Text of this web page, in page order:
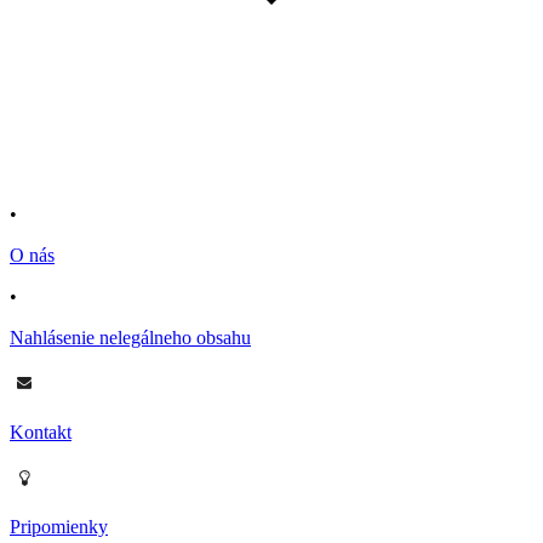
•
O nás
•
Nahlásenie nelegálneho obsahu
Kontakt
Pripomienky